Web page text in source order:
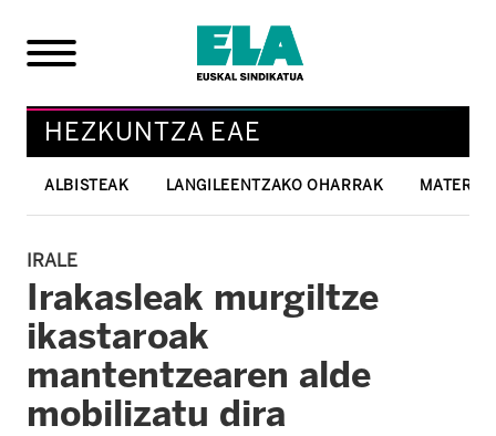
HEZKUNTZA EAE
ALBISTEAK LANGILEENTZAKO OHARRAK
IRALE
Irakasleak murgiltze
ikastaroak
mantentzearen alde
mobilizatu dira